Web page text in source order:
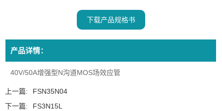
下载产品规格书
产品详情：
40V/50A增强型N沟道MOS场效应管
上一篇:
FSN35N04
下一篇:
FS3N15L